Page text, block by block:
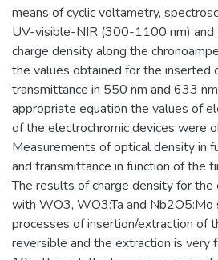
means of cyclic voltametry,
UV-visible-NIR (300-1100 nm)
charge density along the
the values obtained for the inserted
transmittance in 550 nm and 633
appropriate equation the values of
of the electrochromic devices were
Measurements of optical density in
and transmittance in function of the
The results of charge density for the
with WO3, WO3:Ta and
processes of insertion/extraction of
reversible and the extraction is very